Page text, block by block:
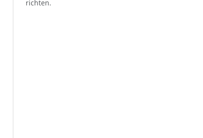
richten.